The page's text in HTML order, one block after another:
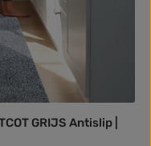
GRIJS Antislip |